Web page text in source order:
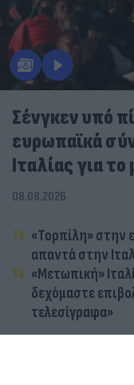
Σένγκεν υπό
ευρωπαϊκά
Ιταλίας για
08.08.2026
«Τορπίλη» στην
απαντά στην
«Μετωπική»
δεχόμαστε
τελεσίγραφα»